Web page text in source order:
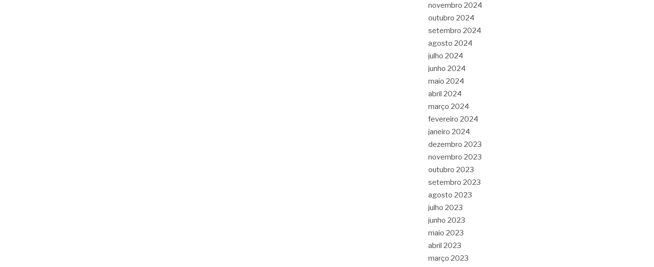
novembro 2024
outubro 2024
setembro 2024
agosto 2024
julho 2024
junho 2024
maio 2024
abril 2024
março 2024
fevereiro 2024
janeiro 2024
dezembro 2023
novembro 2023
outubro 2023
setembro 2023
agosto 2023
julho 2023
junho 2023
maio 2023
abril 2023
março 2023